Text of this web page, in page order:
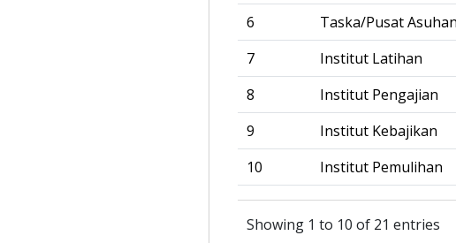
6
Taska/Pusat Asuhan
7
Institut Latihan
8
Institut Pengajian
9
Institut Kebajikan
10
Institut Pemulihan
Showing 1 to 10 of 21 entries